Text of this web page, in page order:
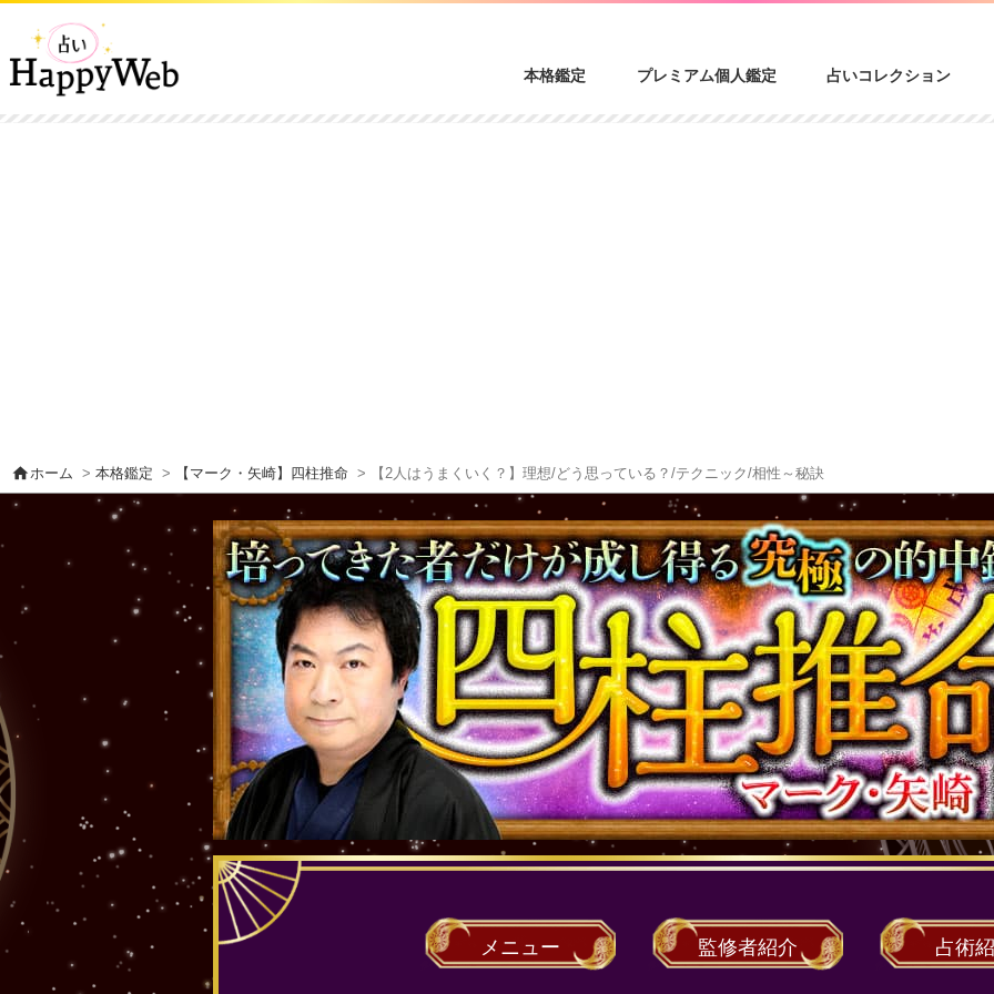
本格鑑定 プレミアム個人鑑定 占いコレクション
homeホーム > 本格鑑定 > 【マーク・矢崎】四柱推命 > 【2人はうまくいく？】理想/どう思っている？/テクニック/相性～秘訣
メニュー 監修者紹介 占術